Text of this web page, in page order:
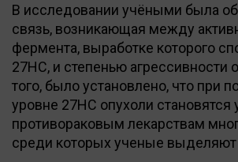
В исследовании учёными была
связь, возникающая между
фермента, выработке которого
27НС, и степенью агрессивности
того, было установлено, что при
уровне 27НС опухоли
противораковым лекарствам
среди которых ученые